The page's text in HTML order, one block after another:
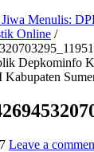
Menulis:
Online /
Depkominfo
Leave a